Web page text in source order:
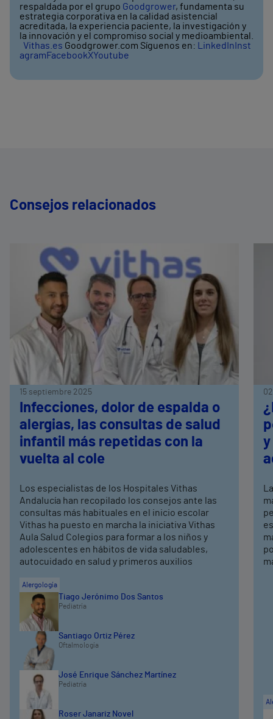
respaldada por el grupo Goodgrower, fundamenta su
estrategia corporativa en la calidad asistencial
acreditada, la experiencia paciente, la investigación y
la innovación y el compromiso social y medioambiental.
Vithas.es Goodgrower.com Síguenos en: LinkedIn Inst
agramFacebookXYoutube
Consejos relacionados
15 septiembre 2025
Infecciones, dolor de espalda o
alergias, las consultas de salud
infantil más repetidas con la
vuelta al cole
Los especialistas de los Hospitales Vithas
Andalucía han recopilado los consejos ante las
consultas más habituales en el inicio escolar
Vithas ha puesto en marcha la iniciativa Vithas
Aula Salud Colegios para formar a los niños y
adolescentes en hábitos de vida saludables,
autocuidado en salud y primeros auxilios
Alergología
Tiago Jerónimo Dos Santos
Pediatría
Santiago Ortiz Pérez
Oftalmología
José Enrique Sánchez Martínez
Pediatría
Roser Janariz Novel
y